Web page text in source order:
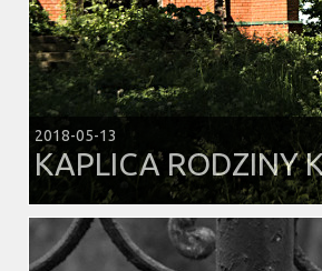
2018-05-13
KAPLICA RODZINY